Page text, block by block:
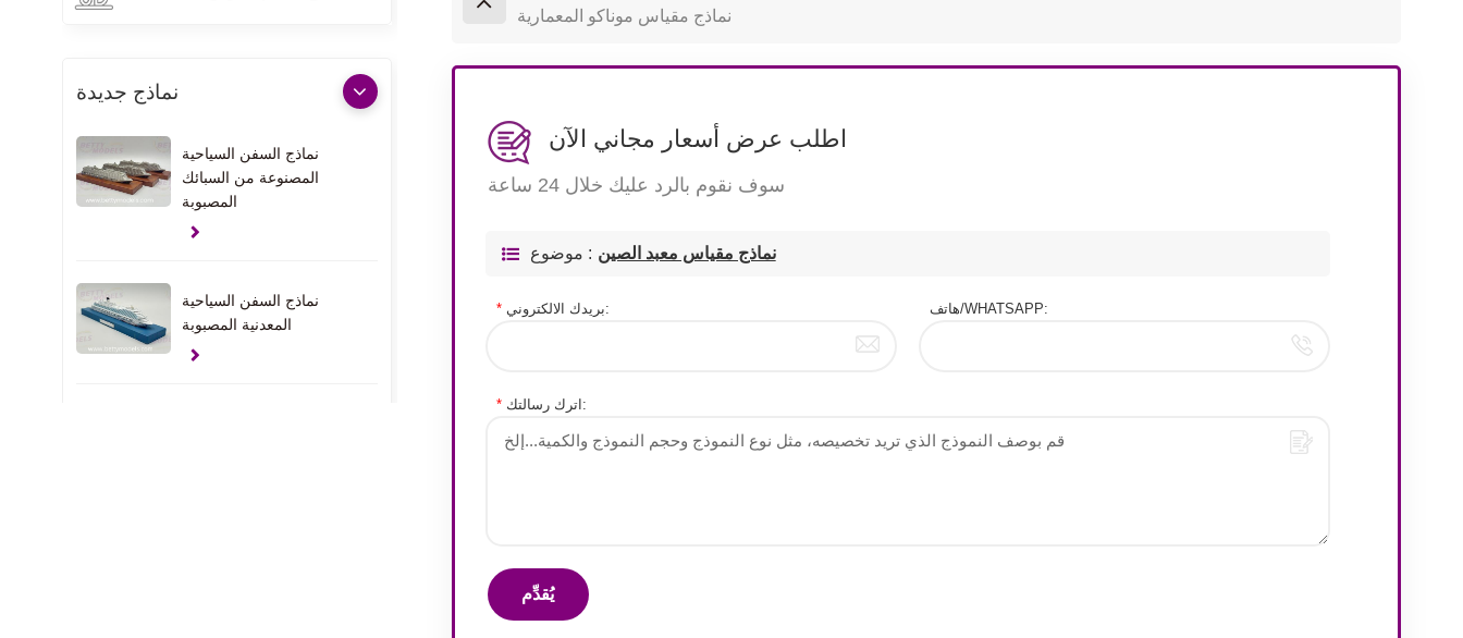
نماذج مقياس موناكو المعمارية
اطلب عرض أسعار مجاني الآن
سوف نقوم بالرد عليك خلال 24 ساعة
موضوع : نماذج مقياس معبد الصين
* بريدك الالكتروني: هاتف/WHATSAPP:
* اترك رسالتك:
يُقدِّم
نماذج جديدة
نماذج السفن السياحية
المصنوعة من السبائك
المصبوبة
نماذج السفن السياحية
المعدنية المصبوبة